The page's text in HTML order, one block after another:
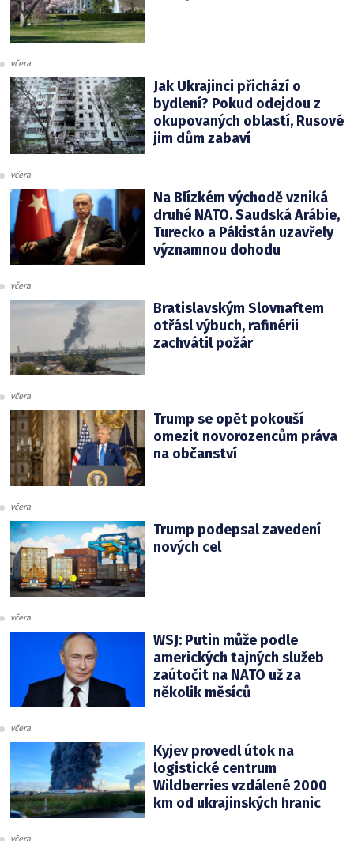
včera
Jak Ukrajinci přichází o
bydlení? Pokud odejdou z
okupovaných oblastí, Rusové
jim dům zabaví
včera
Na Blízkém východě vzniká
druhé NATO. Saudská Arábie,
Turecko a Pákistán uzavřely
významnou dohodu
včera
Bratislavským Slovnaftem
otřásl výbuch, rafinérii
zachvátil požár
včera
Trump se opět pokouší
omezit novorozencům práva
na občanství
včera
Trump podepsal zavedení
nových cel
včera
WSJ: Putin může podle
amerických tajných služeb
zaútočit na NATO už za
několik měsíců
včera
Kyjev provedl útok na
logistické centrum
Wildberries vzdálené 2000
km od ukrajinských hranic
včera